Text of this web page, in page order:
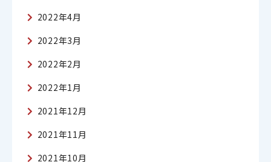
2022年4月
2022年3月
2022年2月
2022年1月
2021年12月
2021年11月
2021年10月